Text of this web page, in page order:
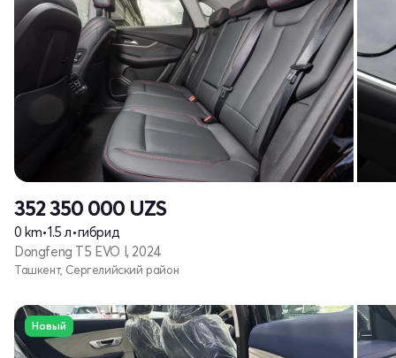
352 350 000 UZS
0 km•1.5 л•гибрид
Dongfeng T5 EVO I, 2024
Ташкент, Сергелийский район
Новый